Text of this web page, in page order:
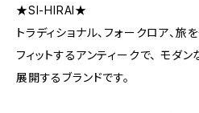
★SI-HIRAI★
トラディショナル、フォークロア、
フィットするアンティークで、 モダ
展開するブランドです。